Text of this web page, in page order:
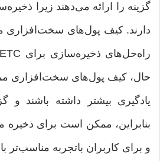
گزینه را ارائه می‌دهند زیرا
حال، کیف پول‌های سخت‌افزاری
یادگیری بیشتر داشته باشند و
و برای کاربران باتجربه مناسب‌تر